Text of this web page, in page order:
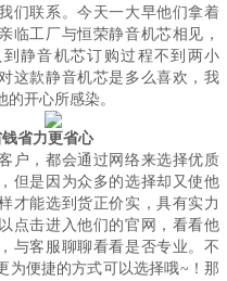
们联系。今天一大早他们拿着
临工厂与恒荣静音机芯相见，
静音机芯订购过程不到两小
这款静音机芯是多么喜欢，我
开心所感染。
省力更省心
户，都会通过网络来选择优质
但是因为众多的选择却又使他
才能选到货正价实，具有实力
点击进入他们的官网，看看他
与客服聊聊看看是否专业。不
为便捷的方式可以选择哦~！那